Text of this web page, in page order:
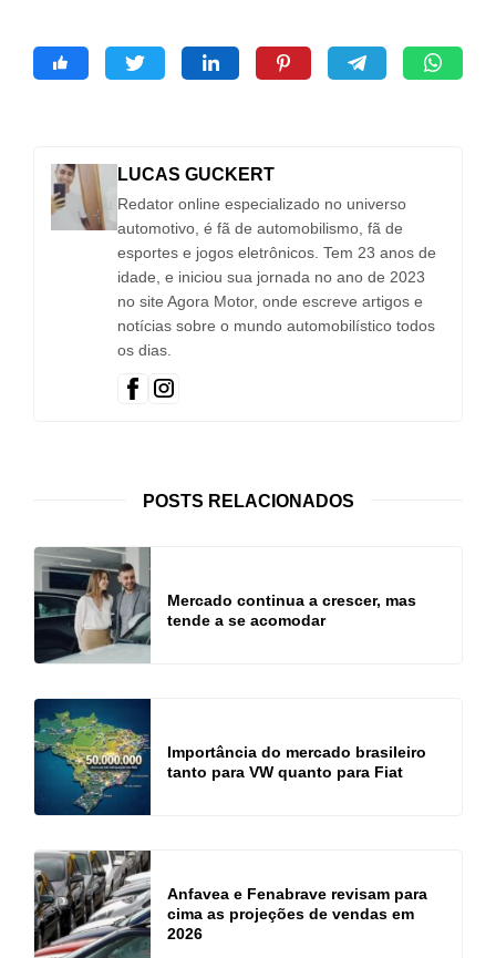
LUCAS GUCKERT
Redator online especializado no universo
automotivo, é fã de automobilismo, fã de
esportes e jogos eletrônicos. Tem 23 anos de
idade, e iniciou sua jornada no ano de 2023
no site Agora Motor, onde escreve artigos e
notícias sobre o mundo automobilístico todos
os dias.
POSTS RELACIONADOS
Mercado continua a crescer, mas
tende a se acomodar
Importância do mercado brasileiro
tanto para VW quanto para Fiat
Anfavea e Fenabrave revisam para
cima as projeções de vendas em
2026